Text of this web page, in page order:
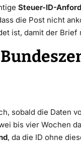
Steuer-ID-
die Post nicht
ist, damit der Brief
sobald die Daten
bis vier Wochen
, da die ID ohne